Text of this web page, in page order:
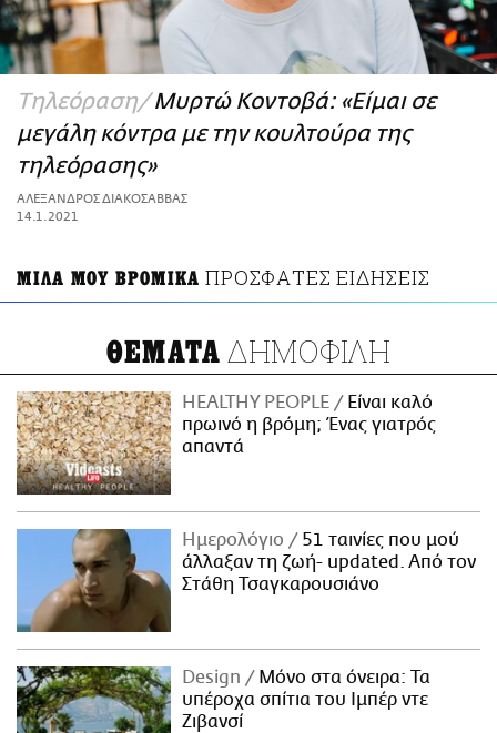
ΑΜΠΑ
PRINT
Τηλεόραση Μυρτώ Κοντοβά: «Είμαι σε
μεγάλη κόντρα με την κουλτούρα της
τηλεόρασης»
ΑΛΕΞΑΝΔΡΟΣ ΔΙΑΚΟΣΑΒΒΑΣ
14.1.2021
ΜΙΛΑ ΜΟΥ ΒΡΟΜΙΚΑ ΠΡΟΣΦΑΤΕΣ ΕΙΔΗΣΕΙΣ
ΘΕΜΑΤΑ ΔΗΜΟΦΙΛΗ
HEALTHY PEOPLE
Είναι καλό
πρωινό η βρόμη; Ένας γιατρός
απαντά
Ημερολόγιο
51 ταινίες που μού
άλλαξαν τη ζωή- updated. Aπό τον
Στάθη Τσαγκαρουσιάνο
Design
Μόνο στα όνειρα: Τα
υπέροχα σπίτια του Ιμπέρ ντε
Ζιβανσί